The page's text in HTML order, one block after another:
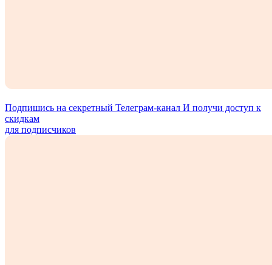
Подпишись на секретный Телеграм-канал И получи доступ к
скидкам
для подписчиков